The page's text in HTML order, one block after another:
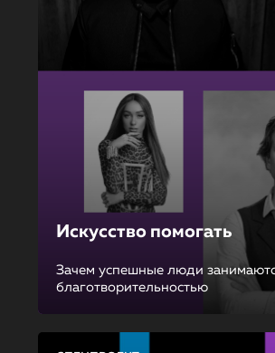
Искусство помогать
Зачем успешные люди
благотворительностью